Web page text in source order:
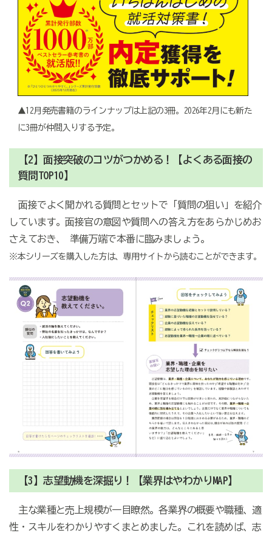
▲12月発売書籍のラインナップは上記の3冊。2026年2月にも新た
に3冊が仲間入りする予定。
【2】面接突破のコツがつかめる！【よくある面接の
質問TOP10】
面接でよく聞かれる質問とセットで「質問の狙い」を紹介
しています。面接官の意図や質問への答え方をあらかじめお
さえておき、 準備万端で本番に臨みましょう。
※本シリーズを購入した方は、専用サイトから読むことができます。
【3】志望動機を深掘り！【業界はやわかりMAP】
主な業種と売上規模が一目瞭然。各業界の概要や職種、適
性・スキルをわかりやすくまとめました。これを読めば、志